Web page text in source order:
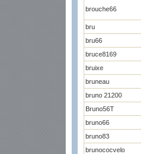
brouche66
bru
bru66
bruce8169
bruixe
bruneau
bruno 21200
Bruno56T
bruno66
bruno83
brunococvelo